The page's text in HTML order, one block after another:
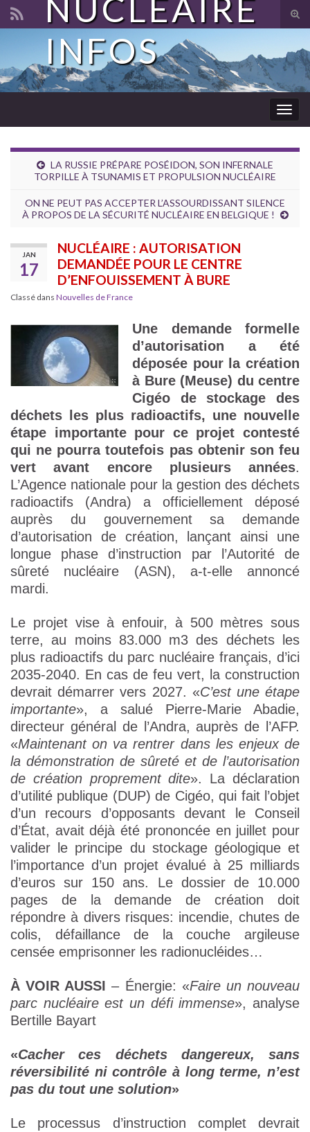
Search for:
NUCLÉAIRE
INFOS
LA RUSSIE PRÉPARE POSÉIDON, SON INFERNALE
TORPILLE À TSUNAMIS ET PROPULSION NUCLÉAIRE
ON NE PEUT PAS ACCEPTER L’ASSOURDISSANT SILENCE
À PROPOS DE LA SÉCURITÉ NUCLÉAIRE EN BELGIQUE !
JAN
17
NUCLÉAIRE : AUTORISATION
DEMANDÉE POUR LE CENTRE
D’ENFOUISSEMENT À BURE
Classé dans Nouvelles de France
Une demande formelle
d’autorisation a été
déposée pour la création
à Bure (Meuse) du centre
Cigéo de stockage des
déchets les plus radioactifs, une nouvelle
étape importante pour ce projet contesté
qui ne pourra toutefois pas obtenir son feu
vert avant encore plusieurs années.
L’Agence nationale pour la gestion des déchets
radioactifs (Andra) a officiellement déposé
auprès du gouvernement sa demande
d’autorisation de création, lançant ainsi une
longue phase d’instruction par l’Autorité de
sûreté nucléaire (ASN), a-t-elle annoncé
mardi.
Le projet vise à enfouir, à 500 mètres sous
terre, au moins 83.000 m3 des déchets les
plus radioactifs du parc nucléaire français, d’ici
2035-2040. En cas de feu vert, la construction
devrait démarrer vers 2027. «C’est une étape
importante», a salué Pierre-Marie Abadie,
directeur général de l’Andra, auprès de l’AFP.
«Maintenant on va rentrer dans les enjeux de
la démonstration de sûreté et de l’autorisation
de création proprement dite». La déclaration
d’utilité publique (DUP) de Cigéo, qui fait l’objet
d’un recours d’opposants devant le Conseil
d’État, avait déjà été prononcée en juillet pour
valider le principe du stockage géologique et
l’importance d’un projet évalué à 25 milliards
d’euros sur 150 ans. Le dossier de 10.000
pages de la demande de création doit
répondre à divers risques: incendie, chutes de
colis, défaillance de la couche argileuse
censée emprisonner les radionucléides…
À VOIR AUSSI – Énergie: «Faire un nouveau
parc nucléaire est un défi immense», analyse
Bertille Bayart
«Cacher ces déchets dangereux, sans
réversibilité ni contrôle à long terme, n’est
pas du tout une solution»
Le processus d’instruction complet devrait